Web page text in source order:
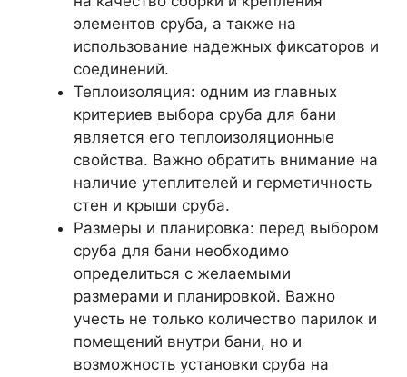
элементов сруба, а также на
использование надежных фиксаторов и
соединений.
Теплоизоляция: одним из главных
критериев выбора сруба для бани
является его теплоизоляционные
свойства. Важно обратить внимание на
наличие утеплителей и герметичность
стен и крыши сруба.
Размеры и планировка: перед выбором
сруба для бани необходимо
определиться с желаемыми
размерами и планировкой. Важно
учесть не только количество парилок и
помещений внутри бани, но и
возможность установки сруба на